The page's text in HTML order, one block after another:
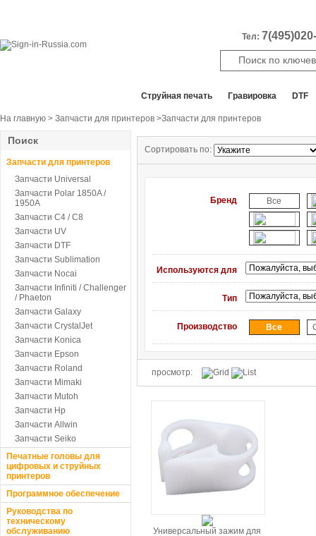
Тел:
Cтруйная печать Гравировка DTF
На главную > Запчасти для принтеров >Запчасти для принтеров
Поиск
Запчасти для принтеров
Запчасти Universal
Запчасти Polar 1850A /
1950A
Запчасти C4 / C8
Запчасти UV
Запчасти DTF
Запчасти Sublimation
Запчасти Nocai
Запчасти Infiniti / Challenger
/ Phaeton
Запчасти Galaxy
Запчасти CrystalJet
Запчасти Konica
Запчасти Epson
Запчасти Roland
Запчасти Mimaki
Запчасти Mutoh
Запчасти Hp
Запчасти Allwin
Запчасти Seiko
Печатные головы для
цифровых и струйных
принтеров
Программное обеспечение
Руководства по
техническому
обслуживанию
Сортировать по:
Бренд Все
Используются для
Тип
Производство Все
просмотр:
Универсальный зажим для